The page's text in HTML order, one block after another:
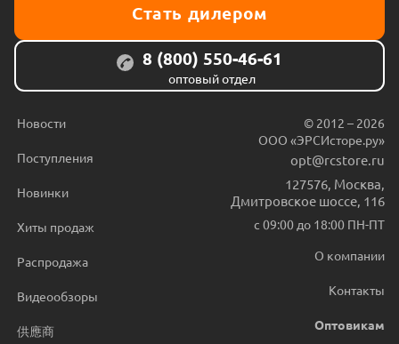
Стать дилером
8 (800) 550-46-61
оптовый отдел
Новости
Поступления
Новинки
Хиты продаж
Распродажа
Видеообзоры
供應商
© 2012 – 2026
ООО «ЭРСИсторе.ру»
opt@rcstore.ru
127576 Москва
Дмитровское шоссе, 116
с 09:00 до 18:00 ПН-ПТ
О компании
Контакты
Оптовикам